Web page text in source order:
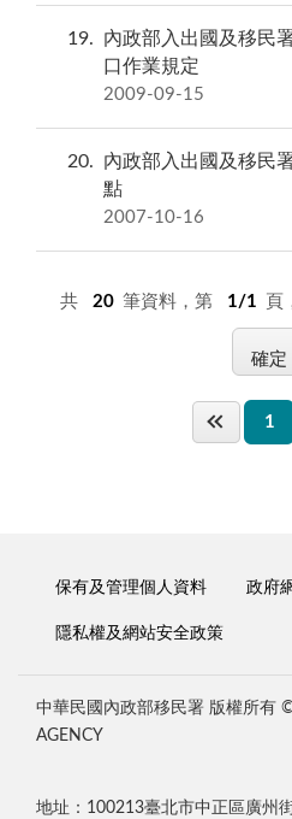
19
內政部入出國及移民
口作業規定
2009-09-15
20
內政部入出國及移民
點
2007-10-16
共 20 筆資料，第 1/1 頁
1
保有及管理個人資料 政府
隱私權及網站安全政策
中華民國內政部移民署 版權所有
AGENCY
地址：100213臺北市中正區廣州